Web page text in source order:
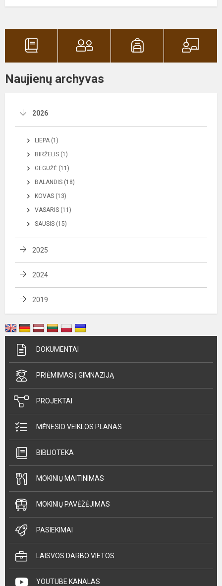
Naujienų archyvas
2026
LIEPA (1)
BIRŽELIS (1)
GEGUŽĖ (11)
BALANDIS (18)
KOVAS (13)
VASARIS (11)
SAUSIS (15)
2025
2024
2019
DOKUMENTAI
PRIĖMIMAS Į GIMNAZIJĄ
PROJEKTAI
MĖNESIO VEIKLOS PLANAS
BIBLIOTEKA
MOKINIŲ MAITINIMAS
MOKINIŲ PAVĖŽĖJIMAS
PASIEKIMAI
LAISVOS DARBO VIETOS
YOUTUBE KANALAS